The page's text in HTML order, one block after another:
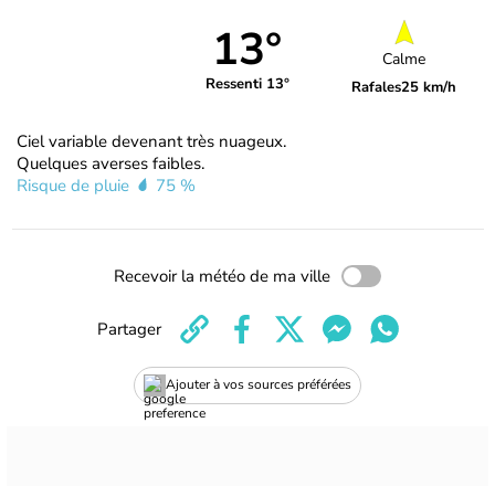
13°
Ressenti 13°
Calme
Rafales25 km/h
Ciel variable devenant très nuageux.
Quelques averses faibles.
Risque de pluie
75 %
Recevoir la météo de ma ville
Ajouter à vos sources préférées
Partager